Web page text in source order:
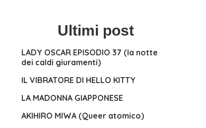
Ultimi post
LADY OSCAR EPISODIO 37 (la notte
dei caldi giuramenti)
IL VIBRATORE DI HELLO KITTY
LA MADONNA GIAPPONESE
AKIHIRO MIWA (Queer atomico)